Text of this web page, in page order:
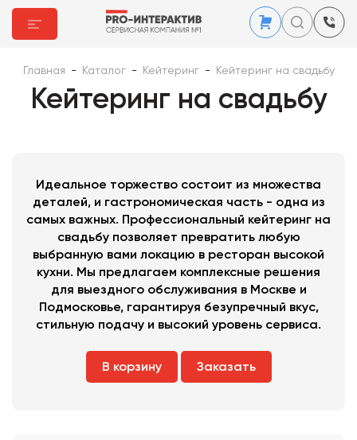
Главная - Каталог - Кейтеринг - Кейтеринг на свадьбу
Кейтеринг на свадьбу
Идеальное торжество состоит из множества
деталей, и гастрономическая часть - одна из
самых важных. Профессиональный кейтеринг на
свадьбу позволяет превратить любую
выбранную вами локацию в ресторан высокой
кухни. Мы предлагаем комплексные решения
для выездного обслуживания в Москве и
Подмосковье, гарантируя безупречный вкус,
стильную подачу и высокий уровень сервиса.
В корзину Заказать